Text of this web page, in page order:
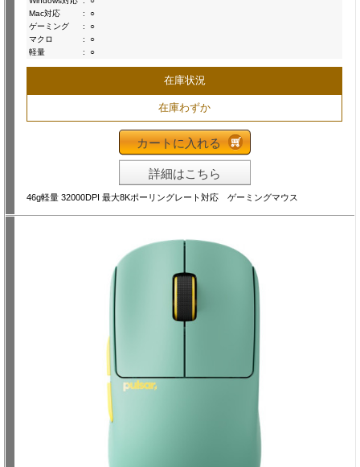
Mac対応
:
○
ゲーミング
:
○
マクロ
:
○
軽量
: ○
在庫状況
在庫わずか
カートに入れる
詳細はこちら
46g軽量 32000DPI 最大8Kポーリングレート対応 ゲーミングマウス